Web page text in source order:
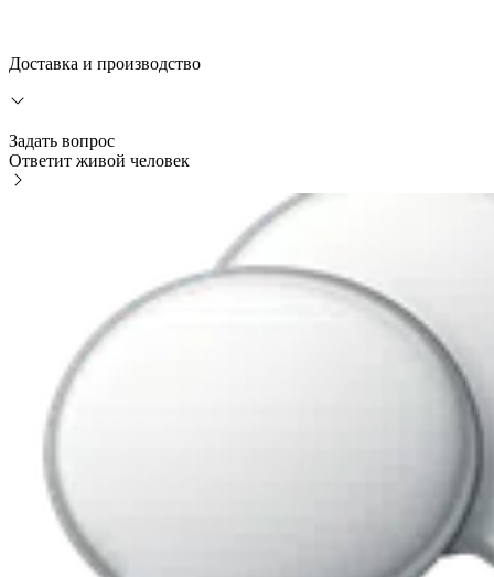
Доставка и производство
Задать вопрос
Ответит живой человек